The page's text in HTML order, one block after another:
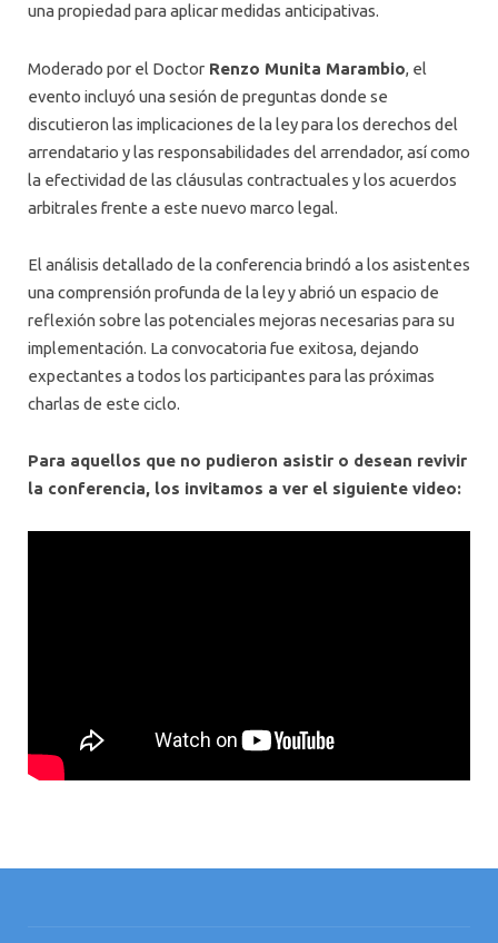
una propiedad para aplicar medidas anticipativas.
Moderado por el Doctor Renzo Munita Marambio, el
evento incluyó una sesión de preguntas donde se
discutieron las implicaciones de la ley para los derechos del
arrendatario y las responsabilidades del arrendador, así como
la efectividad de las cláusulas contractuales y los acuerdos
arbitrales frente a este nuevo marco legal.
El análisis detallado de la conferencia brindó a los asistentes
una comprensión profunda de la ley y abrió un espacio de
reflexión sobre las potenciales mejoras necesarias para su
implementación. La convocatoria fue exitosa, dejando
expectantes a todos los participantes para las próximas
charlas de este ciclo.
Para aquellos que no pudieron asistir o desean revivir
la conferencia, los invitamos a ver el siguiente video: